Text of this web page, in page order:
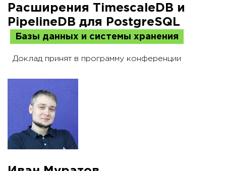
Расширения TimescaleDB и
PipelineDB для PostgreSQL
Базы данных и системы хранения
Доклад принят в программу конференции